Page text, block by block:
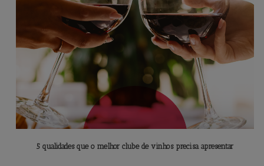
5 qualidades que o melhor clube de vinhos precisa apresentar